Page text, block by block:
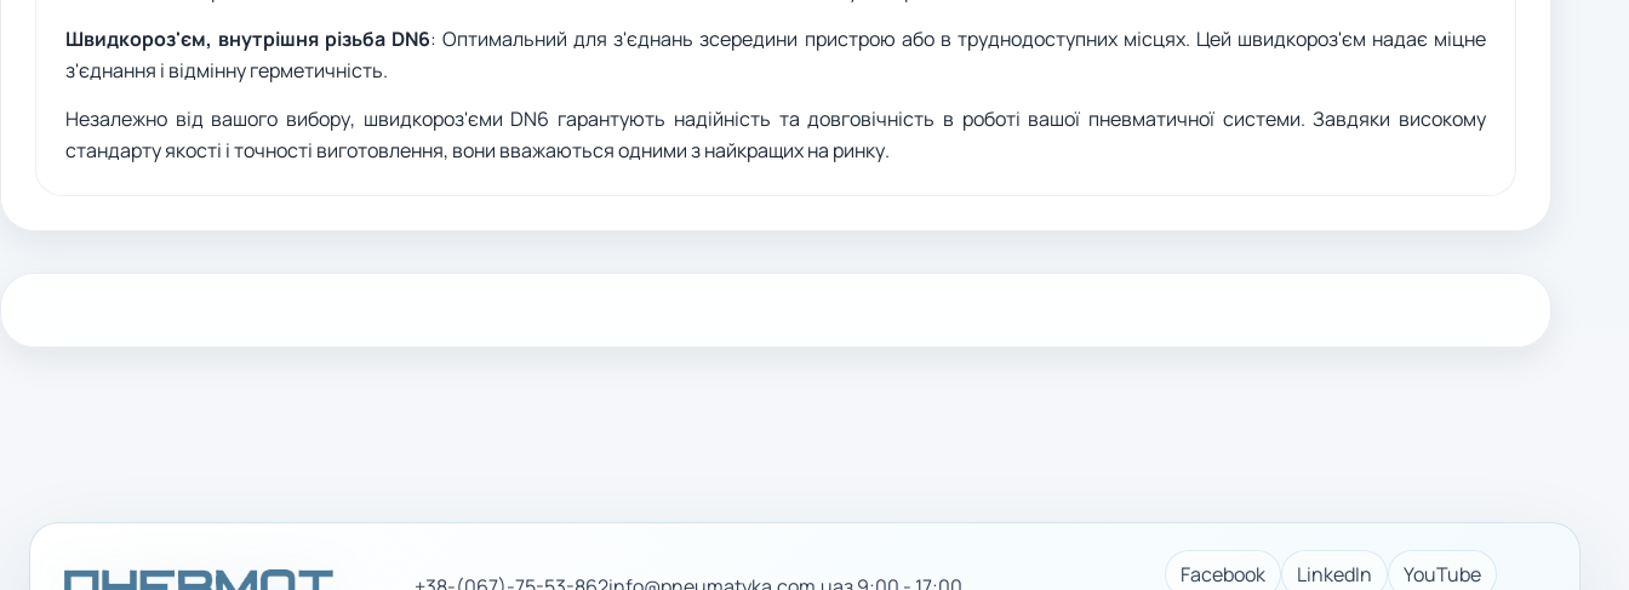
Швидкороз'єм, внутрішня різьба DN6: Оптимальний для з'єднань зсередини пристрою або в труднодоступних місцях. Цей швидкороз'єм надає міцне
з'єднання і відмінну герметичність.
Незалежно від вашого вибору, швидкороз'єми DN6 гарантують надійність та довговічність в роботі вашої пневматичної системи. Завдяки високому
стандарту якості і точності виготовлення, вони вважаються одними з найкращих на ринку.
Facebook LinkedIn YouTube